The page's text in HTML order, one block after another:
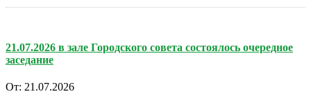
21.07.2026 в зале Городского совета состоялось очередное
заседание
От: 21.07.2026